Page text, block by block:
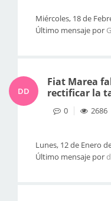
Miércoles, 18 de
Último mensaje por
DD
Fiat Marea
rectificar la
0 2686
Lunes, 12 de Enero
Último mensaje por